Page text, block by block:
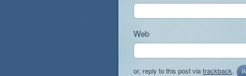
Web
or, reply to this post viatrackback.